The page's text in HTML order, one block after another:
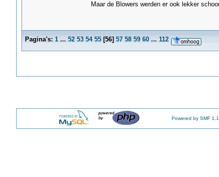
Maar de Blowers werden er ook lekker
Pagina's: 1 ... 52 53 54 55[56] 57 58 59 60 ... 112
Powered by SMF